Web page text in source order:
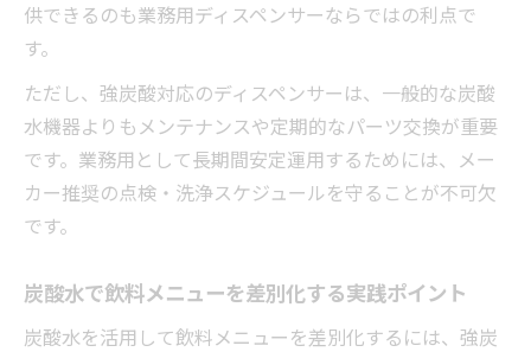
供できるのも業務用ディスペンサーならではの利点で
す。
ただし、強炭酸対応のディスペンサーは、一般的な炭酸
水機器よりもメンテナンスや定期的なパーツ交換が重要
です。業務用として長期間安定運用するためには、メー
カー推奨の点検・洗浄スケジュールを守ることが不可欠
です。
炭酸水で飲料メニューを差別化する実践ポイント
炭酸水を活用して飲料メニューを差別化するには、強炭